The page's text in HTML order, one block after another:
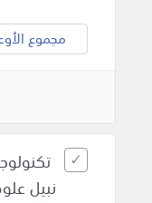
مجموع
نبيل